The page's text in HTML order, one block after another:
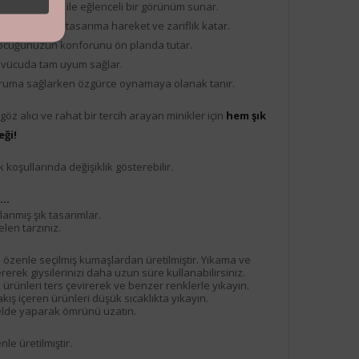
teması ile eğlenceli bir görünüm sunar.
, tasarıma hareket ve zariflik katar.
konforunu ön planda tutar.
vücuda tam uyum sağlar.
sağlarken özgürce oynamaya olanak tanır.
alıcı ve rahat bir tercih arayan minikler için hem şık
koşullarında değişiklik gösterebilir.
şık tasarımlar.
tarzınız.
seçilmiş kumaşlardan üretilmiştir. Yıkama ve
giysilerinizi daha uzun süre kullanabilirsiniz.
ürünleri ters çevirerek ve benzer renklerle yıkayın.
içeren ürünleri düşük sıcaklıkta yıkayın.
yaparak ömrünü uzatın.
üretilmiştir.